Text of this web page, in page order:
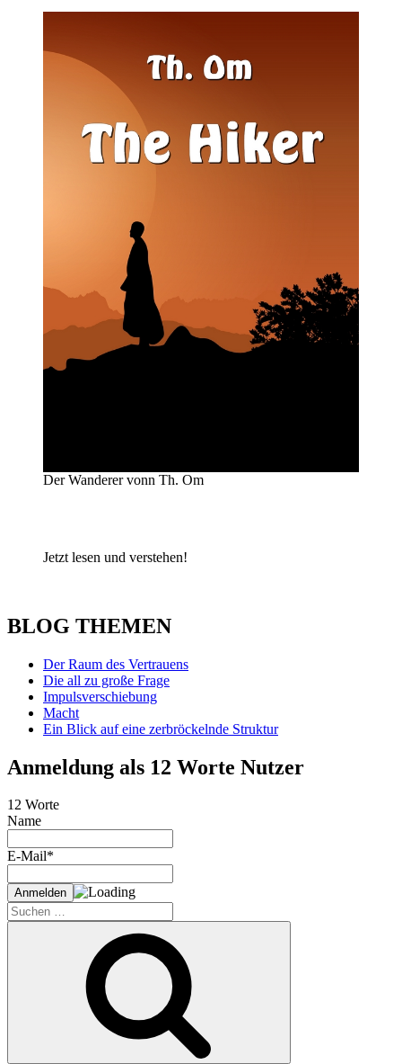
Der Wanderer vonn Th. Om
Jetzt lesen und verstehen!
BLOG THEMEN
Der Raum des Vertrauens
Die all zu große Frage
Impulsverschiebung
Macht
Ein Blick auf eine zerbröckelnde Struktur
Anmeldung als 12 Worte Nutzer
12 Worte
Name
E-Mail*
Suche
nach: